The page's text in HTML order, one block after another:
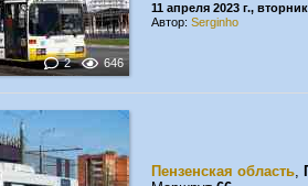
2 646
11 апреля 2023 г., вторник
Автор: Serginho
Пензенская область,